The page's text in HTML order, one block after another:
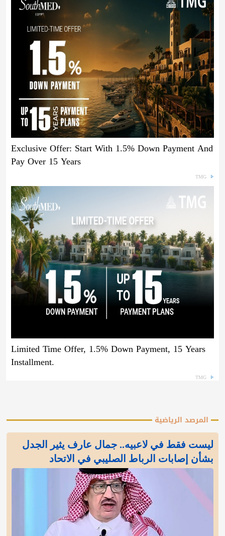
Exclusive Offer: Start With 1.5% Down Payment And
Pay Over 15 Years
TMG
Limited Time Offer, 1.5% Down Payment, 15 Years
Installment.
TMG
المرصد الرياضية
ليست فقط في لاعبيه.. جمال عارف يثير الجدل
بشأن إصابات الرباط الصليبي في الاتحاد